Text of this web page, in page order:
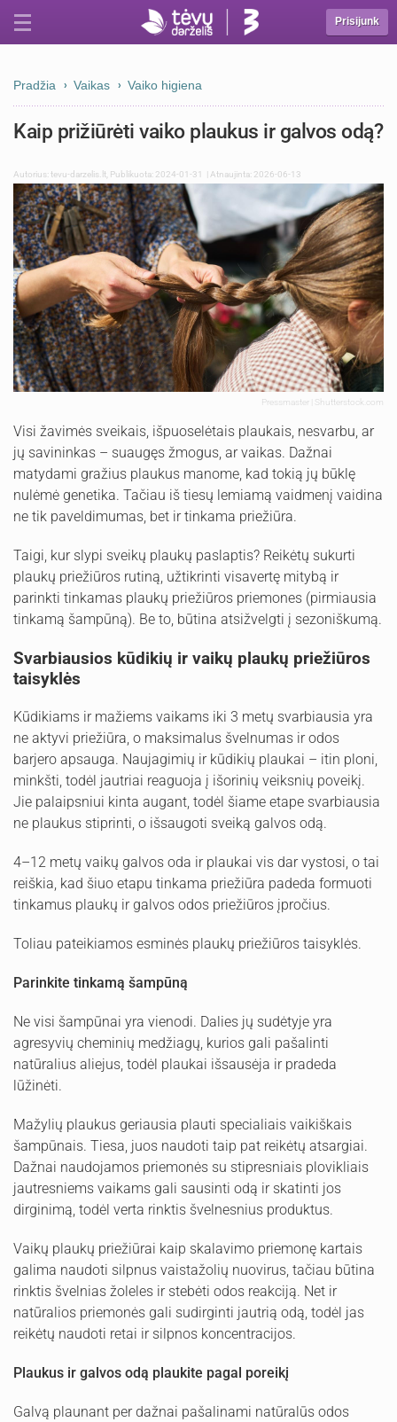
Prisijunk
Pradžia Vaikas Vaiko higiena
Kaip prižiūrėti vaiko plaukus ir galvos odą?
Autorius:tevu-darzelis.lt Publikuota: 2024-01-31 | Atnaujinta: 2026-06-13
Pressmaster | Shutterstock.com
Visi žavimės sveikais, išpuoselėtais plaukais, nesvarbu, ar
jų savininkas – suaugęs žmogus, ar vaikas. Dažnai
matydami gražius plaukus manome, kad tokią jų būklę
nulėmė genetika. Tačiau iš tiesų lemiamą vaidmenį vaidina
ne tik paveldimumas, bet ir tinkama priežiūra.
Taigi, kur slypi sveikų plaukų paslaptis? Reikėtų sukurti
plaukų priežiūros rutiną, užtikrinti visavertę mitybą ir
parinkti tinkamas plaukų priežiūros priemones (pirmiausia
tinkamą šampūną). Be to, būtina atsižvelgti į sezoniškumą.
Svarbiausios kūdikių ir vaikų plaukų priežiūros
taisyklės
Kūdikiams ir mažiems vaikams iki 3 metų svarbiausia yra
ne aktyvi priežiūra, o maksimalus švelnumas ir odos
barjero apsauga. Naujagimių ir kūdikių plaukai – itin ploni,
minkšti, todėl jautriai reaguoja į išorinių veiksnių poveikį.
Jie palaipsniui kinta augant, todėl šiame etape svarbiausia
ne plaukus stiprinti, o išsaugoti sveiką galvos odą.
4–12 metų vaikų galvos oda ir plaukai vis dar vystosi, o tai
reiškia, kad šiuo etapu tinkama priežiūra padeda formuoti
tinkamus plaukų ir galvos odos priežiūros įpročius.
Toliau pateikiamos esminės plaukų priežiūros taisyklės.
Parinkite tinkamą šampūną
Ne visi šampūnai yra vienodi. Dalies jų sudėtyje yra
agresyvių cheminių medžiagų, kurios gali pašalinti
natūralius aliejus, todėl plaukai išsausėja ir pradeda
lūžinėti.
Mažylių plaukus geriausia plauti specialiais vaikiškais
šampūnais. Tiesa, juos naudoti taip pat reikėtų atsargiai.
Dažnai naudojamos priemonės su stipresniais plovikliais
jautresniems vaikams gali sausinti odą ir skatinti jos
dirginimą, todėl verta rinktis švelnesnius produktus.
Vaikų plaukų priežiūrai kaip skalavimo priemonę kartais
galima naudoti silpnus vaistažolių nuovirus, tačiau būtina
rinktis švelnias žoleles ir stebėti odos reakciją. Net ir
natūralios priemonės gali sudirginti jautrią odą, todėl jas
reikėtų naudoti retai ir silpnos koncentracijos.
Plaukus ir galvos odą plaukite pagal poreikį
Galvą plaunant per dažnai pašalinami natūralūs odos